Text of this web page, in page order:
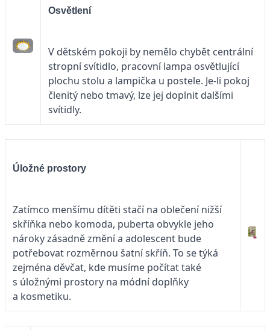
Osvětlení
V dětském pokoji by nemělo chybět centrální
stropní svítidlo, pracovní lampa osvětlující
plochu stolu a lampička u postele. Je-li pokoj
členitý nebo tmavý, lze jej doplnit dalšími
svítidly.
Úložné prostory
Zatímco menšímu dítěti stačí na oblečení nižší
skříňka nebo komoda, puberta obvykle jeho
nároky zásadně změní a adolescent bude
potřebovat rozměrnou šatní skříň. To se týká
zejména děvčat, kde musíme počítat také
s úložnými prostory na módní doplňky
a kosmetiku.